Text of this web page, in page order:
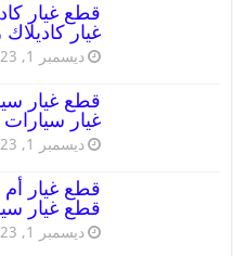
غيار
ديسمبر 1, 2023
غيار سيارات
ديسمبر 1, 2023
قطع غيار
ديسمبر 1, 2023